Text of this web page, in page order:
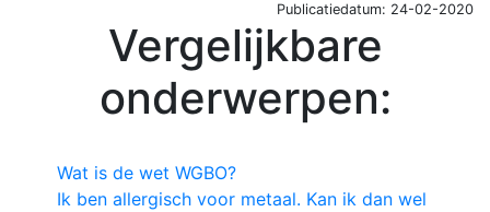
Publicatiedatum: 24-02-2020
Vergelijkbare
onderwerpen:
Wat is de wet WGBO?
Ik ben allergisch voor metaal. Kan ik dan wel